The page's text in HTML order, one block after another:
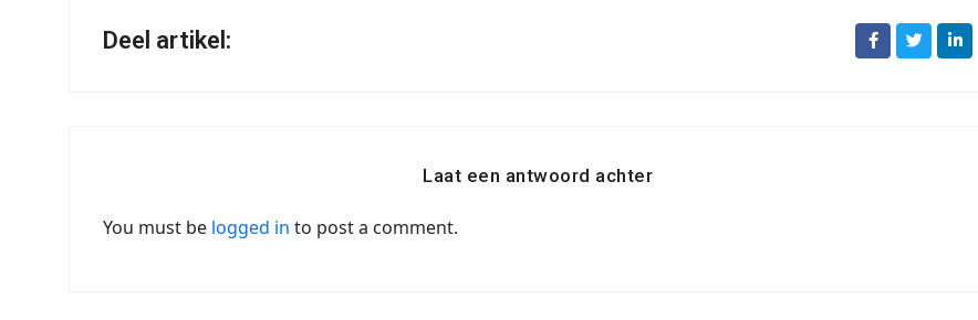
Deel artikel:
Laat een antwoord achter
You must be logged in to post a comment.